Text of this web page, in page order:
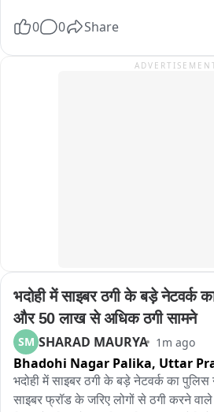
वाहनधारकांसाठी एक अत्यंत चिंतेची बातमी
कुंभारली घाटातील एका अत्यंत अवघड वळणावर
0 0 Share
भदोही में साइबर ठगी के बड़े नेटवर्क
और 50 लाख से अधिक ठगी सामने
SM SHARAD MAURYA 1m ago
Bhadohi Nagar Palika, Uttar
भदोही में साइबर ठगी के बड़े नेटवर्क का
साइबर फ्रॉड के जरिए लोगों से ठगी करने वाले